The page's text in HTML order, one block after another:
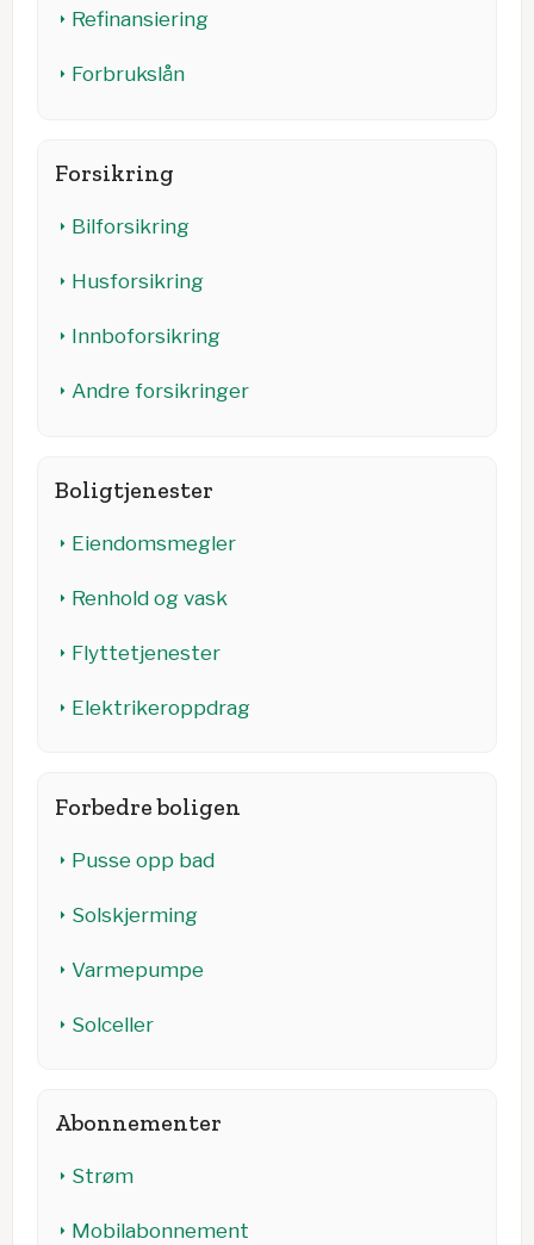
Refinansiering
Forbrukslån
Forsikring
Bilforsikring
Husforsikring
Innboforsikring
Andre forsikringer
Boligtjenester
Eiendomsmegler
Renhold og vask
Flyttetjenester
Elektrikeroppdrag
Forbedre boligen
Pusse opp bad
Solskjerming
Varmepumpe
Solceller
Abonnementer
Strøm
Mobilabonnement